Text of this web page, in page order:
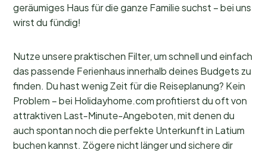
geräumiges Haus für die ganze Familie suchst – bei uns
wirst du fündig!
Nutze unsere praktischen Filter, um schnell und einfach
das passende Ferienhaus innerhalb deines Budgets zu
finden. Du hast wenig Zeit für die Reiseplanung? Kein
Problem – bei Holidayhome.com profitierst du oft von
attraktiven Last-Minute-Angeboten, mit denen du
auch spontan noch die perfekte Unterkunft in Latium
buchen kannst. Zögere nicht länger und sichere dir